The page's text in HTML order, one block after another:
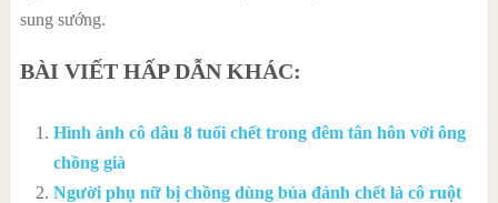
sung sướng.
BÀI VIẾT HẤP DẪN KHÁC:
Hình ảnh cô dâu 8 tuổi chết trong đêm tân hôn với ông
chồng già
Người phụ nữ bị chồng dùng búa đánh chết là cô ruột